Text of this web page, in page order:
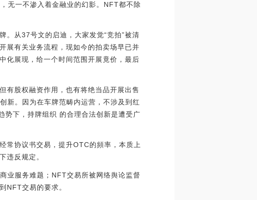
无一不渗入着金融业的幻影。NFT都不除
。从37号文的启迪，大家发觉“竞拍”被清
展有关业务流程，现如今的拍卖场早已并
化展现，给一个时间范围开展竟价，最后
有股权融资作用，也有将绝当品开展出售
新。因为在车牌范畴内运营，不涉及到红
势下，持牌组织 的合理合法创新是遭受广
常协议书交易，提升OTC的頻率，本质上
违反规定。
业服务难题；NFT交易所被网络舆论监督
NFT交易的要求。